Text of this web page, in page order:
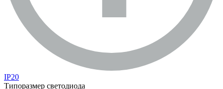
IP20
Типоразмер светодиода